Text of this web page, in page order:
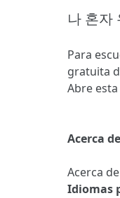
나 혼자
Para
gratuita
Abre
Acerca
Acerca de
Idiomas